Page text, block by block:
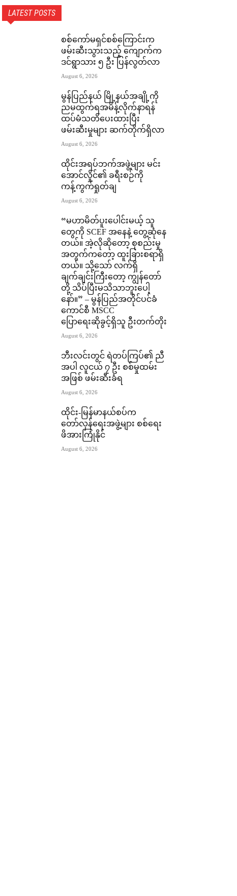
LATEST POSTS
စစ်ကော်မရှင်စစ်ကြောင်းက
ဖမ်းဆီးသွားသည့် ကျောက်က
ဒင်ရွာသား ၅ ဦး ပြန်လွတ်လာ
August 6, 2026
မွန်ပြည်နယ် မြို့နယ်အချို့ကို
ညမထွက်ရအမိန့်လိုက်နာရန်
ထပ်မံသတိပေးထားပြီး
ဖမ်းဆီးမှုများ ဆက်တိုက်ရှိလာ
August 6, 2026
ထိုင်းအရပ်ဘက်အဖွဲ့များ မင်း
အောင်လှိုင်၏ ခရီးစဉ်ကို
ကန့်ကွက်ရှုတ်ချ
August 6, 2026
“မဟာမိတ်ပူးပေါင်းမယ့် သူ
တွေကို SCEF အနေနဲ့ တွေ့ဆုံနေ
တယ်။ အဲ့လိုဆိုတော့ စုစည်းမှု
အတွက်ကတော့ ထူးခြားစရာရှိ
တယ်။ သို့သော် လက်ရှိ
ချက်ချင်းကြီးတော့ ကျွန်တော်
တို့ သိပ်ပြီးမသိသာဘူးပေါ့
နော်။” – မွန်ပြည်အတိုင်ပင်ခံ
ကောင်စီ MSCC
ပြောရေးဆိုခွင့်ရှိသူ ဦးတက်တိုး
August 6, 2026
ဘီးလင်းတွင် ရဲတပ်ကြပ်၏ ညီ
အပါ လူငယ် ၇ ဦး စစ်မှုထမ်း
အဖြစ် ဖမ်းဆီးခံရ
August 6, 2026
ထိုင်း-မြန်မာနယ်စပ်က
တော်လှန်ရေးအဖွဲ့များ စစ်ရေး
ဖိအားကြုံနိုင်
August 6, 2026